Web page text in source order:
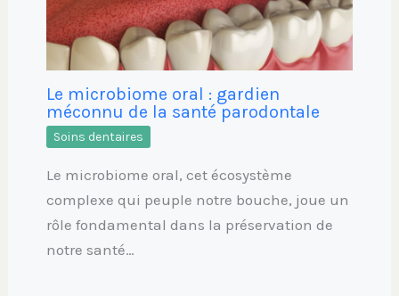
Le microbiome oral : gardien
méconnu de la santé parodontale
Soins dentaires
Le microbiome oral, cet écosystème
complexe qui peuple notre bouche, joue un
rôle fondamental dans la préservation de
notre santé…